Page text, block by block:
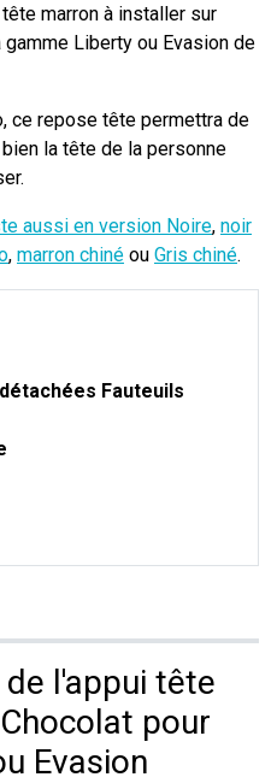
marron à installer sur
Liberty ou Evasion de
ce repose tête permettra de
la tête de la personne
aussi en version Noire, noir
, marron chiné ou Gris chiné.
Fauteuils
l'appui tête
pour
Evasion